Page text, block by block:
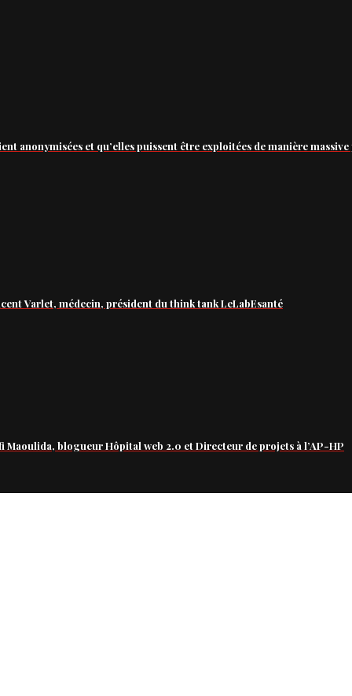
anonymisées et qu’elles puissent être exploitées de manière
Varlet, médecin, président du think tank LeLabEsanté
blogueur Hôpital web 2.0 et Directeur de projets à l’AP-HP